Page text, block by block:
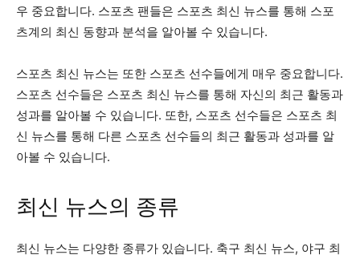
우 중요합니다. 스포츠 팬들은 스포츠 최신 뉴스를 통해 스포
츠계의 최신 동향과 분석을 알아볼 수 있습니다.
스포츠 최신 뉴스는 또한 스포츠 선수들에게 매우 중요합니다.
스포츠 선수들은 스포츠 최신 뉴스를 통해 자신의 최근 활동과
성과를 알아볼 수 있습니다. 또한, 스포츠 선수들은 스포츠 최
신 뉴스를 통해 다른 스포츠 선수들의 최근 활동과 성과를 알
아볼 수 있습니다.
최신 뉴스의 종류
최신 뉴스는 다양한 종류가 있습니다. 축구 최신 뉴스, 야구 최